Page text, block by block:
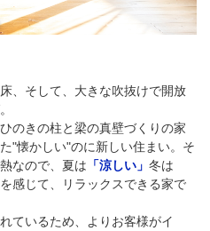
、そして、大きな吹抜けで開放
のきの柱と梁の真壁づくりの家
"懐かしい"のに新しい住まい。そ
なので、夏は 「涼しい」 冬は
感じて、リラックスできる家で
ているため、よりお客様がイ